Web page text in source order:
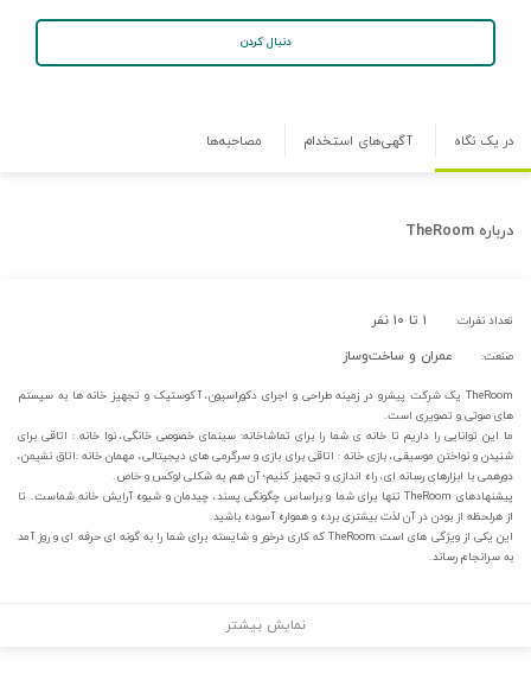
دنبال کردن
در یک نگاه آگهی‌های استخدام مصاحبه‌ها
درباره TheRoom
تعداد نفرات: ۱ تا ۱۰ نفر
صنعت: عمران و ساخت‌وساز
TheRoom یک شرکت پیشرو در زمینه طراحی و اجرای دکوراسیون، آکوستیک و تجهیز خانه ها به سیستم
های صوتی و تصویری است.
ما این توانایی را داریم تا خانه ی شما را برای تماشاخانه: سینمای خصوصی خانگی، نوا خانه : اتاقی برای
شنیدن و نواختن موسیقی، بازی خانه : اتاقی برای بازی و سرگرمی های دیجیتالی، مهمان خانه :اتاق نشیمن،
دورهمی با ابزارهای رسانه ای، راه اندازی و تجهیز کنیم؛ آن هم به شکلی لوکس و خاص.
پیشنهادهای TheRoom تنها برای شما و براساس چگونگی پسند، چیدمان و شیوه آرایش خانه شماست. تا
از هرلحظه از بودن در آن لذت بیشتری برده و همواره آسوده باشید.
این یکی از ویژگی های است TheRoom که کاری درخور و شایسته برای شما را به گونه ای حرفه ای و روز آمد
به سرانجام رساند.
نمایش بیشتر